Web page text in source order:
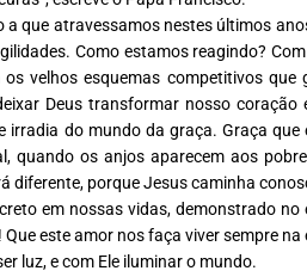
a que atravessamos nestes últimos
Como estamos reagindo?
velhos esquemas competitivos que
Deus transformar nosso
irradia do mundo da graça. Graça que
quando os anjos aparecem aos
diferente, porqueJesus caminha
em nossas vidas, demonstrado no
Queeste amor nos faça viver sempre
luz, e com Ele iluminar o mundo.